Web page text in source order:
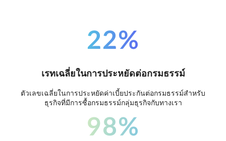
22%
เรทเฉลี่ยในการประหยัดต่อกรมธรรม์
ตัวเลขเฉลี่ยในการประหยัดค่าเบี้ยประกันต่อกรมธรรม์สำหรับ
ธุรกิจที่มีการซื้อกรมธรรม์กลุ่มธุรกิจกับทางเรา
98%